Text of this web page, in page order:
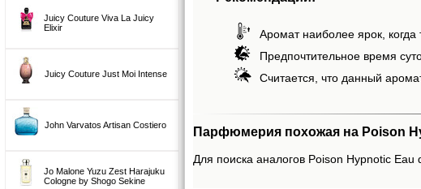
Juicy Couture Viva La Juicy
Elixir
Juicy Couture Just Moi Intense
John Varvatos Artisan Costiero
Jo Malone Yuzu Zest Harajuku
Cologne by Shogo Sekine
Аромат наиболее ярок, когда
Предпочтительное время
Считается, что данный
Парфюмерия похожая на Poison
Для поиска аналогов Poison Hypnotic Eau